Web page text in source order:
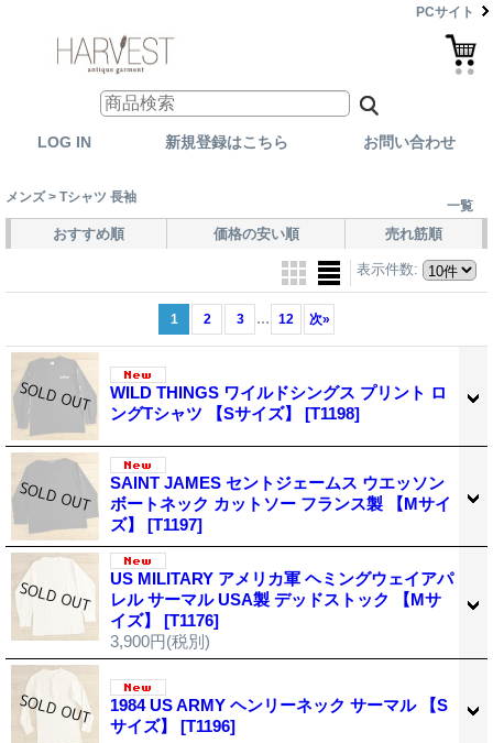
PCサイト
LOG IN 新規登録はこちら お問い合わせ
メンズ > Tシャツ 長袖
一覧
おすすめ順 価格の安い順 売れ筋順
表示件数:
1 2 3 ... 12 次»
WILD THINGS ワイルドシングス プリント ロ
ングTシャツ 【Sサイズ】 [T1198]
SAINT JAMES セントジェームス ウエッソン
ボートネック カットソー フランス製 【Mサイ
ズ】 [T1197]
US MILITARY アメリカ軍 ヘミングウェイアパ
レル サーマル USA製 デッドストック 【Mサ
イズ】 [T1176]
3,900円(税別)
1984 US ARMY ヘンリーネック サーマル 【S
サイズ】 [T1196]